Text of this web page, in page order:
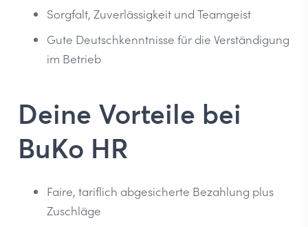
Sorgfalt, Zuverlässigkeit und Teamgeist
Gute Deutschkenntnisse für die Verständigung
im Betrieb
Deine Vorteile bei
BuKo HR
Faire, tariflich abgesicherte Bezahlung plus
Zuschläge